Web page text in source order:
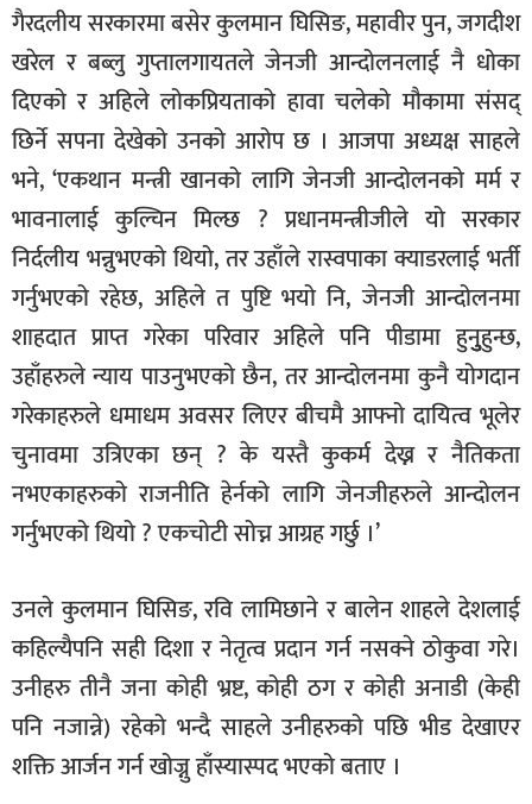
गैरदलीय सरकारमा बसेर कुलमान घिसिङ, महावीर पुन, जगदीश
खरेल र बब्लु गुप्तालगायतले जेनजी आन्दोलनलाई नै धोका
दिएको र अहिले लोकप्रियताको हावा चलेको मौकामा संसद्
छिर्ने सपना देखेको उनको आरोप छ । आजपा अध्यक्ष साहले
भने, ‘एकथान मन्त्री खानको लागि जेनजी आन्दोलनको मर्म र
भावनालाई कुल्चिन मिल्छ ? प्रधानमन्त्रीजीले यो सरकार
निर्दलीय भन्नुभएको थियो, तर उहाँले रास्वपाका क्याडरलाई भर्ती
गर्नुभएको रहेछ, अहिले त पुष्टि भयो नि, जेनजी आन्दोलनमा
शाहदात प्राप्त गरेका परिवार अहिले पनि पीडामा हुनुुुहुन्छ,
उहाँहरुले न्याय पाउनुभएको छैन, तर आन्दोलनमा कुनै योगदान
गरेकाहरुले धमाधम अवसर लिएर बीचमै आफ्नो दायित्व भूलेर
चुनावमा उत्रिएका छन् ? के यस्तै कुकर्म देख्न र नैतिकता
नभएकाहरुको राजनीति हेर्नको लागि जेनजीहरुले आन्दोलन
गर्नुभएको थियो ? एकचोटी सोच्न आग्रह गर्छु ।’
उनले कुलमान घिसिङ, रवि लामिछाने र बालेन शाहले देशलाई
कहिल्यैपनि सही दिशा र नेतृत्व प्रदान गर्न नसक्ने ठोकुवा गरे।
उनीहरु तीनै जना कोही भ्रष्ट, कोही ठग र कोही अनाडी (केही
पनि नजान्ने) रहेको भन्दै साहले उनीहरुको पछि भीड देखाएर
शक्ति आर्जन गर्न खोज्नु हाँस्यास्पद भएको बताए ।